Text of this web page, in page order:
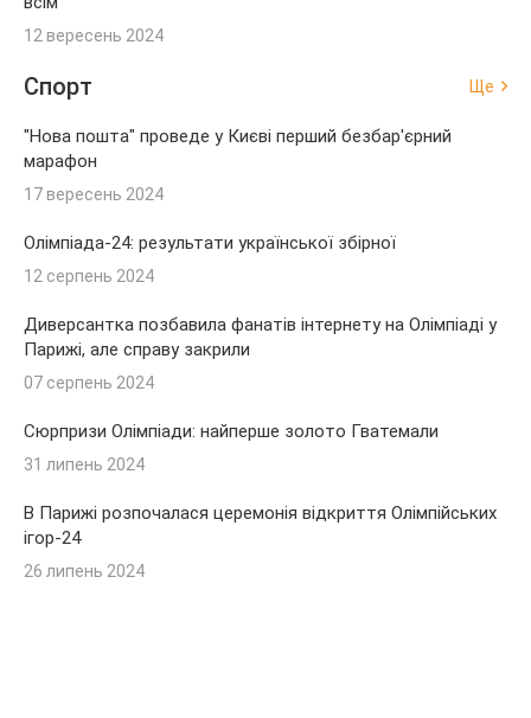
12 вересень 2024
Спорт Ще
"Нова пошта" проведе у Києві перший безбар'єрний
марафон
17 вересень 2024
Олімпіада-24: результати української збірної
12 серпень 2024
Диверсантка позбавила фанатів інтернету на Олімпіаді у
Парижі, але справу закрили
07 серпень 2024
Сюрпризи Олімпіади: найперше золото Гватемали
31 липень 2024
В Парижі розпочалася церемонія відкриття Олімпійських
ігор-24
26 липень 2024